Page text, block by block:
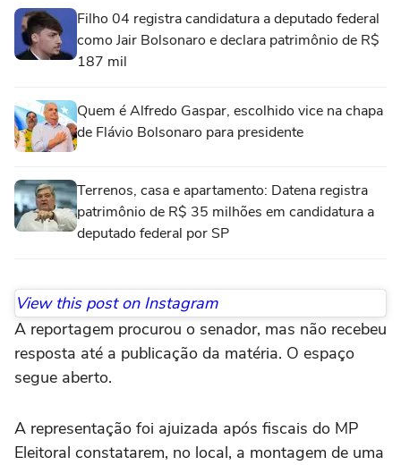
Filho 04 registra candidatura a deputado federal
como Jair Bolsonaro e declara patrimônio de R$
187 mil
Quem é Alfredo Gaspar, escolhido vice na chapa
de Flávio Bolsonaro para presidente
Terrenos, casa e apartamento: Datena registra
patrimônio de R$ 35 milhões em candidatura a
deputado federal por SP
View this post on Instagram
A reportagem procurou o senador, mas não recebeu
resposta até a publicação da matéria. O espaço
segue aberto.
A representação foi ajuizada após fiscais do MP
Eleitoral constatarem, no local, a montagem de uma